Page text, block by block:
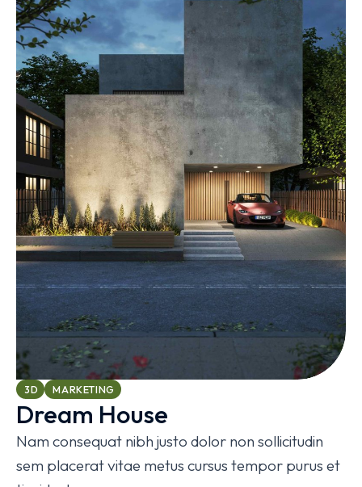
3D MARKETING
Dream House
Nam consequat nibh justo dolor non sollicitudin
sem placerat vitae metus cursus tempor purus et